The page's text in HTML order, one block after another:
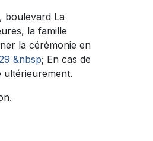
boulevard La
la famille
la cérémonie en
&nbsp; En cas de
ultérieurement.